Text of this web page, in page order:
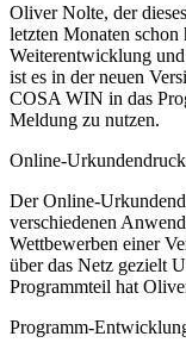
Oliver Nolte, der
letzten Monaten
Weiterentwicklung
ist es in der neuen
COSA WIN in das
Meldung zu nutzen.
Online-Urkundendruck
Der Online-
verschiedenen
Wettbewerben einer
über das Netz gezielt
Programmteil hat
Programm-